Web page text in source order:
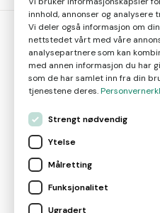
Gjør smarte
innhold, annonser og analysere
Vi deler også informasjon om
nettstedet vårt med våre
analysepartnere som kan
med annen informasjon du har
som de har samlet inn fra din
tjenestene deres.
Strengt nødvendig
Ytelse
Målretting
Funksjonalitet
Ugradert